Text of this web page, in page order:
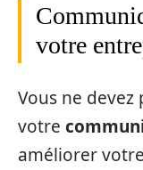
votre
Vous ne
votre
améliorer votre